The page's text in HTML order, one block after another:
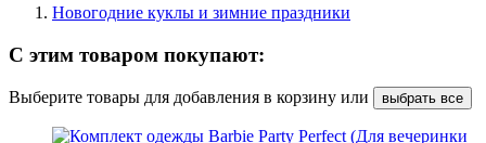
Новогодние куклы и зимние праздники
С этим товаром покупают:
Выберите товары для добавления в корзину или выбрать все